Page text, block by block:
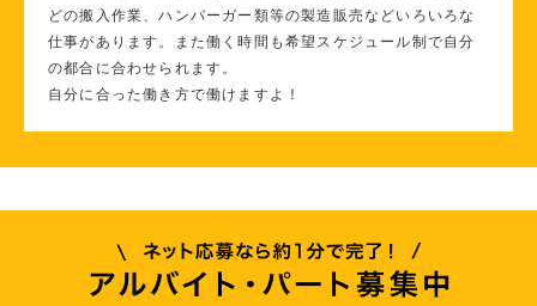
どの搬入作業、ハンバーガー類等の製造販売などいろいろな
仕事があります。また働く時間も希望スケジュール制で自分
の都合に合わせられます。
自分に合った働き方で働けますよ！